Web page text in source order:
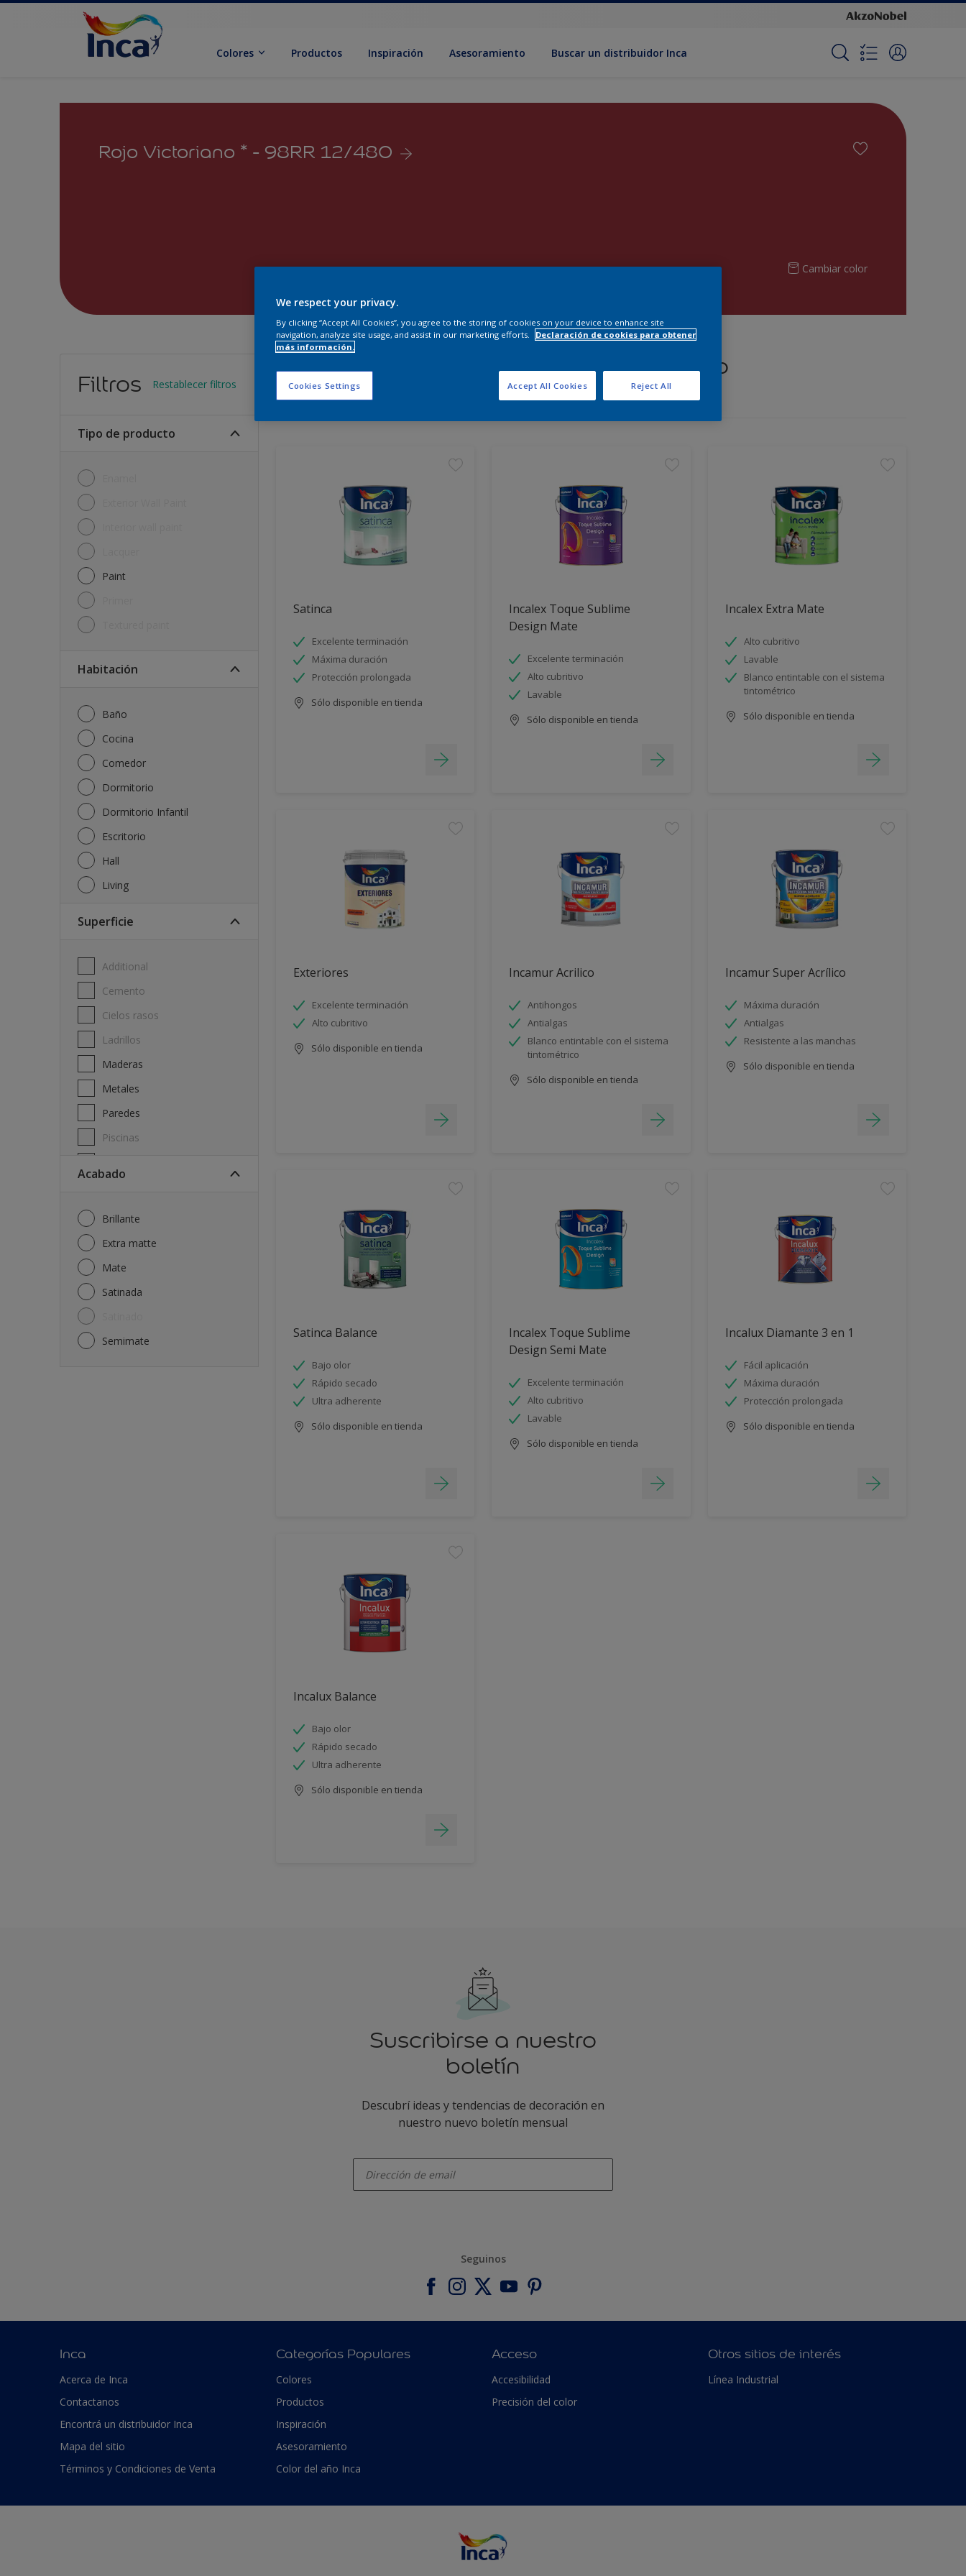
Colores Productos Inspiración Asesoramiento Buscar un distribuidor Inca
Rojo Victoriano * - 98RR 12/480
Cambiar color
Filtros Restablecer filtros
Tipo de producto
Paint
Habitación
Baño
Cocina
Comedor
Dormitorio
Dormitorio Infantil
Escritorio
Hall
Living
Superficie
Additional
Cemento
Cielos rasos
Ladrillos
Maderas
Metales
Paredes
Piscinas
Acabado
Brillante
Extra matte
Mate
Satinada
Semimate
Encuentra los productos para tu proyecto
10Productos encontrados
Satinca
Excelente terminación
Máxima duración
Protección prolongada
Sólo disponible en tienda
Incalex Toque Sublime
Design Mate
Excelente terminación
Alto cubritivo
Lavable
Sólo disponible en tienda
Incalex Extra Mate
Alto cubritivo
Lavable
Blanco entintable con el sistema
tintométrico
Sólo disponible en tienda
Exteriores
Excelente terminación
Alto cubritivo
Sólo disponible en tienda
Incamur Acrilico
Antihongos
Antialgas
Blanco entintable con el sistema
tintométrico
Sólo disponible en tienda
Incamur Super Acrílico
Máxima duración
Antialgas
Resistente a las manchas
Sólo disponible en tienda
Satinca Balance
Bajo olor
Rápido secado
Ultra adherente
Sólo disponible en tienda
Incalex Toque Sublime
Design Semi Mate
Excelente terminación
Alto cubritivo
Lavable
Sólo disponible en tienda
Incalux Diamante 3 en 1
Fácil aplicación
Máxima duración
Protección prolongada
Sólo disponible en tienda
Incalux Balance
Bajo olor
Rápido secado
Ultra adherente
Sólo disponible en tienda
Suscribirse a nuestro
boletín
Descubrí ideas y tendencias de decoración en
nuestro nuevo boletín mensual
Seguinos
Inca
Acerca de Inca
Contactanos
Encontrá un distribuidor Inca
Mapa del sitio
Términos y Condiciones de Venta
Categorías Populares
Colores
Productos
Inspiración
Asesoramiento
Color del año Inca
Acceso
Accesibilidad
Precisión del color
Otros sitios de interés
Línea Industrial
We respect your privacy.
By clicking “Accept All Cookies”, you agree to the storing of cookies on your device to enhance site
navigation, analyze site usage, and assist in our marketing efforts.
Declaración de cookies para obtener
más información.
Cookies Settings Reject All
Accept All Cookies